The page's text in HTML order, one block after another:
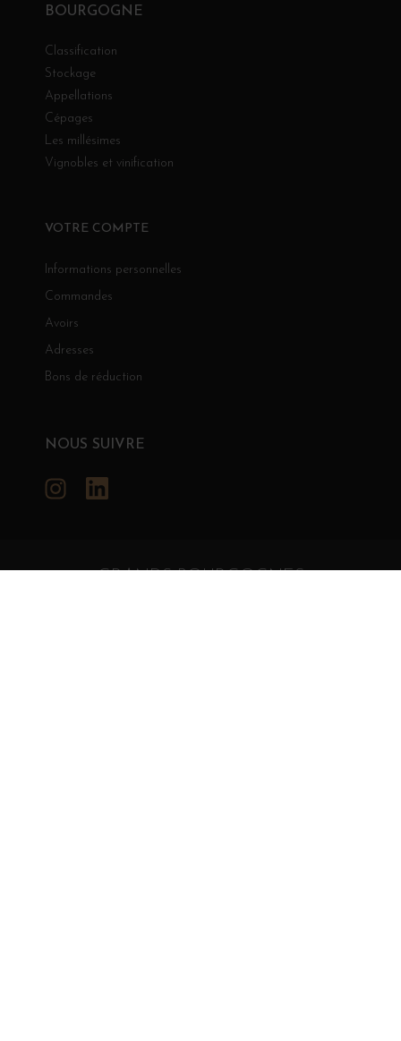
BOURGOGNE
Classification
Stockage
Appellations
Cépages
Les millésimes
Vignobles et vinification
VOTRE COMPTE
Informations personnelles
Commandes
Avoirs
Adresses
Bons de réduction
NOUS SUIVRE
Instagram